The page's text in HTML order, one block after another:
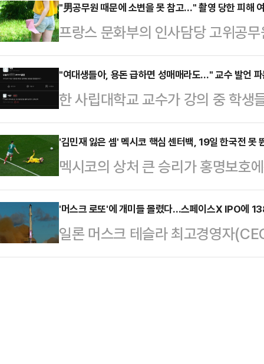
면 20일 수원지법 형사12부(박건
에 관한 법률 위반(사기), 사문서위
에게 징역 2년에 집행유예 4년을
(2021년 11월 사망)와 동거를 시
는 당시 전 부인과 이혼한 상태였고
해졌…
"男공무원 때문에 소변을 못 참고…" 촬영 당한 피해
프랑스 문화부의 인사담당 고위공
래 이뇨제를 먹이고 피해자들이 고
가학적 범죄가 최근 재조명되고 있
도 형사재판은 열리지 않고 있으며,
로 대학 강의를 나가고 컨설턴트로
등 주요 프랑스 언론매체와 미국
티앙 네그르는 고위공무원으로 재
접이나 회의 등을 미끼로…
"여대생들아, 용돈 급하면 성매매라도…" 교수 발언
한 사립대학교 교수가 강의 중 학생
해 소지가 다분한 모욕적 폭언을 일
다.25일 연합뉴스에 따르면 지난해
"우리나라 여성 10명 중 8명은 성
는 폭로글이 올라왔다.A 교수가 과
발언과 언어폭력을 자행했다는 학
적으로 피해 설문조사를 전개했다.
는 수업 중 "여학생들에…
'김민재 잃은 셈' 멕시코 핵심 센터백, 19일 한국전 못
멕시코의 상처 큰 승리가 홍명보호
독이 지휘하는 멕시코 축구대표팀
타디움에서 펼쳐진 ‘2026 FIFA 북
공화국(이하 남아공)을 2-0 완파했
조의 첫 번째 경기였다.8만여 관중
'머스크 로또'에 개미들 몰렸다…스페이스X IPO에
일론 머스크 테슬라 최고경영자
공개(IPO)를 앞두고 전 세계 투자